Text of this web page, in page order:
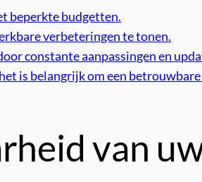
beperkte budgetten.
verbeteringen te tonen.
constante aanpassingen en
is belangrijk om een
van